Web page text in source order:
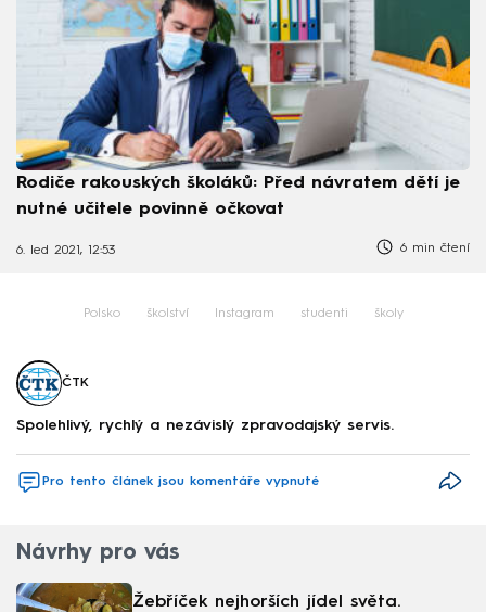
Rodiče rakouských školáků: Před návratem dětí je
nutné učitele povinně očkovat
6. led 2021, 12:53 6 min čtení
Polsko školství Instagram studenti školy
ČTK
Spolehlivý, rychlý a nezávislý zpravodajský servis.
Pro tento článek jsou komentáře vypnuté
Návrhy pro vás
Žebříček nejhorších jídel světa.